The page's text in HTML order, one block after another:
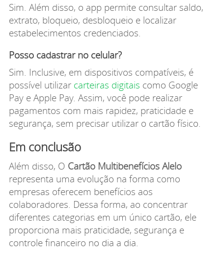
Sim. Além disso, o app permite consultar saldo,
extrato, bloqueio, desbloqueio e localizar
estabelecimentos credenciados.
Posso cadastrar no celular?
Sim. Inclusive, em dispositivos compatíveis, é
possível utilizar carteiras digitais como Google
Pay e Apple Pay. Assim, você pode realizar
pagamentos com mais rapidez, praticidade e
segurança, sem precisar utilizar o cartão físico.
Em conclusão
Além disso, O Cartão Multibenefícios Alelo
representa uma evolução na forma como
empresas oferecem benefícios aos
colaboradores. Dessa forma, ao concentrar
diferentes categorias em um único cartão, ele
proporciona mais praticidade, segurança e
controle financeiro no dia a dia.